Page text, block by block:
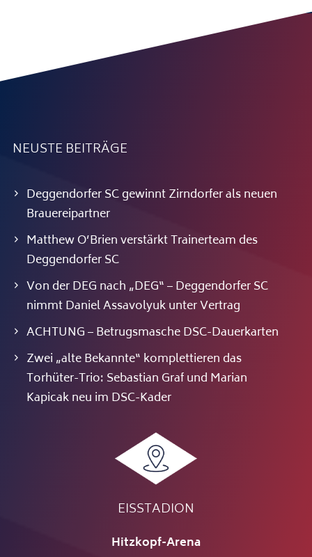
NEUSTE BEITRÄGE
Deggendorfer SC gewinnt Zirndorfer als neuen
Brauereipartner
Matthew O’Brien verstärkt Trainerteam des
Deggendorfer SC
Von der DEG nach „DEG“ – Deggendorfer SC
nimmt Daniel Assavolyuk unter Vertrag
ACHTUNG – Betrugsmasche DSC-Dauerkarten
Zwei „alte Bekannte“ komplettieren das
Torhüter-Trio: Sebastian Graf und Marian
Kapicak neu im DSC-Kader
EISSTADION
Hitzkopf-Arena